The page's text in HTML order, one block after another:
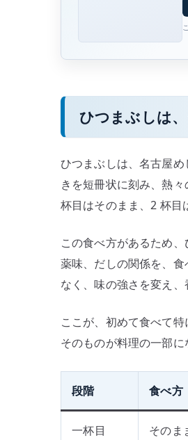
ひつまぶしは
ひつまぶしは、名古屋
きを短冊状に刻み、熱
杯目はそのまま、2 杯目
この食べ方があるため
薬味、だしの関係を、
なく、味の強さを変え、
ここが、初めて食べて
そのものが料理の一部に
段階 食べ方
一杯目 そのま